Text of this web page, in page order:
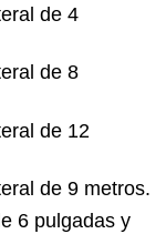
de 4
de 8
de 12
de 9 metros.
6 pulgadas y